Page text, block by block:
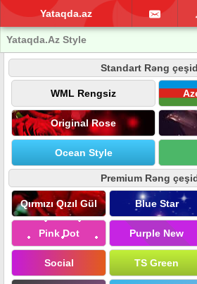
Yataqda.az
Yataqda.Az Style
Standart Rəng
WML Rengsiz
Original Rose
Ocean Style
Premium Rəng
Qırmızı Qızıl Gül Blue Star
Pink Dot Purple New
Social TS Green